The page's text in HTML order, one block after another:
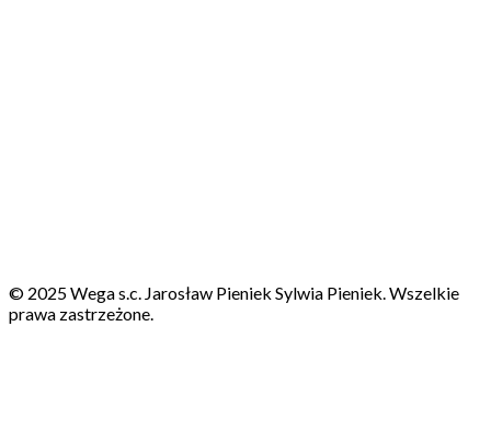
© 2025 Wega s.c. Jarosław Pieniek Sylwia Pieniek. Wszelkie
prawa zastrzeżone.